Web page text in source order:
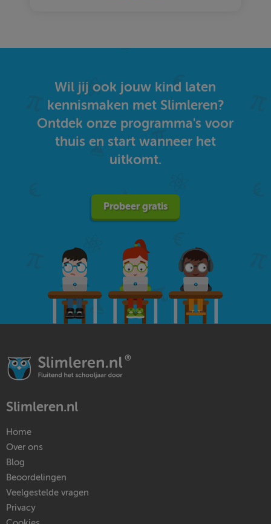
Wil jij ook jouw kind laten
kennismaken met Slimleren?
Ontdek onze programma's voor
thuis en start wanneer het
uitkomt.
Probeer gratis
Slimleren.nl
Home
Over ons
Blog
Beoordelingen
Veelgestelde vragen
Privacy